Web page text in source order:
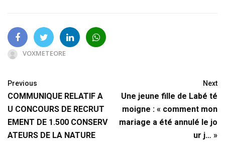
VOXMETEORE
Previous
COMMUNIQUE RELATIF A
U CONCOURS DE RECRUT
EMENT DE 1.500 CONSERV
ATEURS DE LA NATURE
Next
Une jeune fille de Labé té
moigne : « comment mon
mariage a été annulé le jo
ur j… »